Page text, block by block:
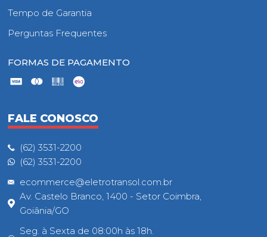
Tempo de Garantia
Perguntas Frequentes
FORMAS DE PAGAMENTO
FALE CONOSCO
(62) 3531-2200
(62) 3531-2200
ecommerce@eletrotransol.com.br
Av. Castelo Branco, 1400 - Setor Coimbra,
Goiânia/GO
Seg. à Sexta de 08:00h às 18h.